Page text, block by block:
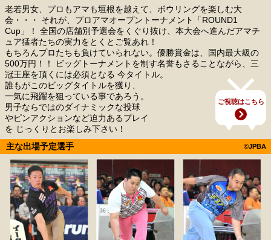
老若男女、プロもアマも垣根を越えて、ボウリングを楽しむ大
会・・・ それが、プロアマオープントーナメント「ROUND1
Cup」！ 全国の店舗別予選会をくぐり抜け、本大会へ進んだアマチ
ュア猛者たちの実力をとくとご覧あれ！
もちろんプロたちも負けていられない。優勝賞金は、国内最大級の
500万円！！ ビッグトーナメントを制す名誉もさることながら、三
冠王座を頂くには必須となる 今タイトル。
誰もがこのビッグタイトルを獲り、
一気に飛躍を狙っている事であろう。
男子ならではのダイナミックな投球
やピンアクションなど迫力あるプレイ
を じっくりとお楽しみ下さい！
ご視聴はこちら
主な出場予定選手 ©JPBA